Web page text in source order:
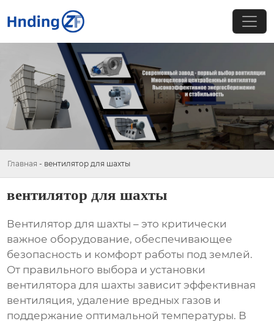
Главная - вентилятор для шахты
вентилятор для шахты
Вентилятор для шахты – это критически
важное оборудование, обеспечивающее
безопасность и комфорт работы под землей.
От правильного выбора и установки
вентилятора для шахты зависит эффективная
вентиляция, удаление вредных газов и
поддержание оптимальной температуры. В